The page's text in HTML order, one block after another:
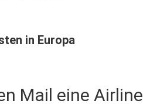
in Europa
Mail eine Airline